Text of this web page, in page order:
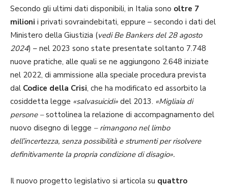
Secondo gli ultimi dati disponibili, in Italia sono oltre 7
milioni i privati sovraindebitati, eppure – secondo i dati del
Ministero della Giustizia (vedi Be Bankers del 28 agosto
2024) – nel 2023 sono state presentate soltanto 7.748
nuove pratiche, alle quali se ne aggiungono 2.648 iniziate
nel 2022, di ammissione alla speciale procedura prevista
dal Codice della Crisi, che ha modificato ed assorbito la
cosiddetta legge «salvasuicidi» del 2013. «Migliaia di
persone –sottolinea la relazione di accompagnamento del
nuovo disegno di legge – rimangono nel limbo
dell’incertezza, senza possibilità e strumenti per risolvere
definitivamente la propria condizione di disagio».
Il nuovo progetto legislativo si articola su quattro